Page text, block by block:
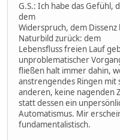
G.S.: Ich habe das Gefühl,
dem
Widerspruch, dem
Naturbild zurück: dem
Lebensfluss freien Lauf
unproblematischer
fließen halt immer dahin,
anstrengendes Ringen mit
anderen, keine nagenden
statt dessen ein
Automatismus. Mir
fundamentalistisch.